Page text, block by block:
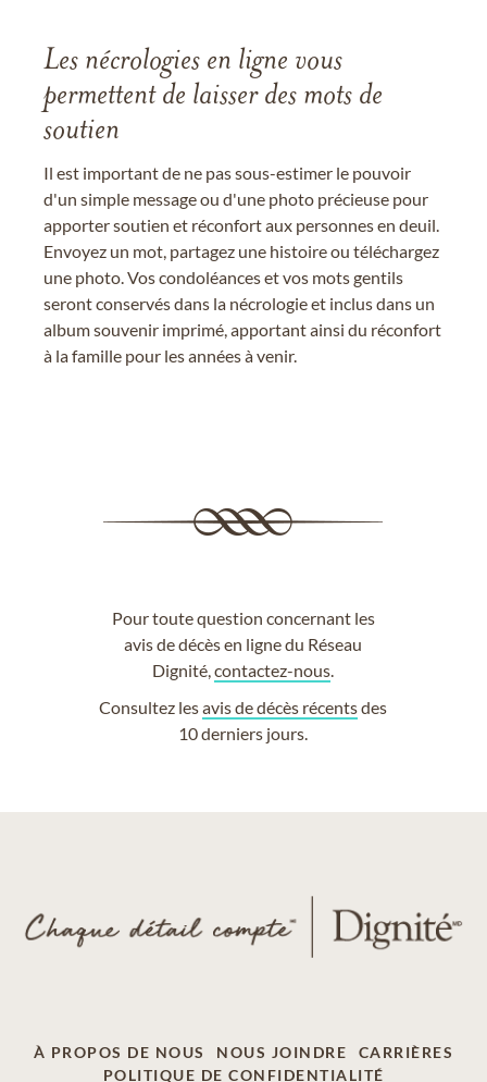
Les nécrologies en ligne vous
permettent de laisser des mots de
soutien
Il est important de ne pas sous-estimer le pouvoir
d'un simple message ou d'une photo précieuse pour
apporter soutien et réconfort aux personnes en deuil.
Envoyez un mot, partagez une histoire ou téléchargez
une photo. Vos condoléances et vos mots gentils
seront conservés dans la nécrologie et inclus dans un
album souvenir imprimé, apportant ainsi du réconfort
à la famille pour les années à venir.
Pour toute question concernant les
avis de décès en ligne du Réseau
Dignité,contactez-nous
Consultez lesavis de décès récentsdes
10 derniers jours.
À PROPOS DE NOUS NOUS JOINDRE
CARRIÈRES
POLITIQUE DE CONFIDENTIALITÉ